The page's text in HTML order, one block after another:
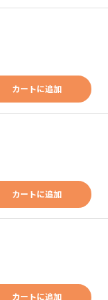
カートに追加
カートに追加
カートに追加